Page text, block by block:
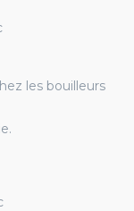
les bouilleurs